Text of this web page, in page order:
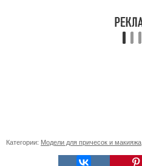
Категории: Модели для причесок и макияжа